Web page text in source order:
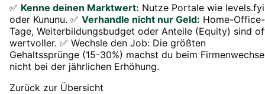
✅ Kenne deinen Marktwert: Nutze Portale wie levels.fyi
oder Kununu. ✅ Verhandle nicht nur Geld: Home-Office-
Tage, Weiterbildungsbudget oder Anteile (Equity) sind
wertvoller. ✅ Wechsle den Job: Die größten
Gehaltssprünge (15-30%) machst du beim
nicht bei der jährlichen Erhöhung.
Zurück zur Übersicht